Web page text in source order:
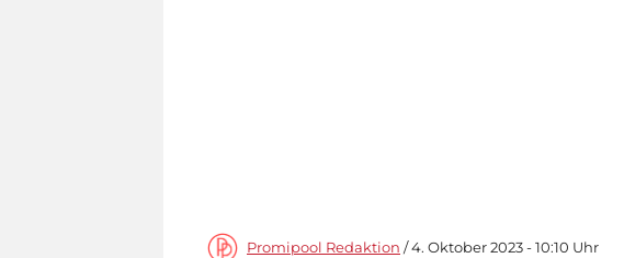
Promipool Redaktion / 4. Oktober 2023 - 10:10 Uhr